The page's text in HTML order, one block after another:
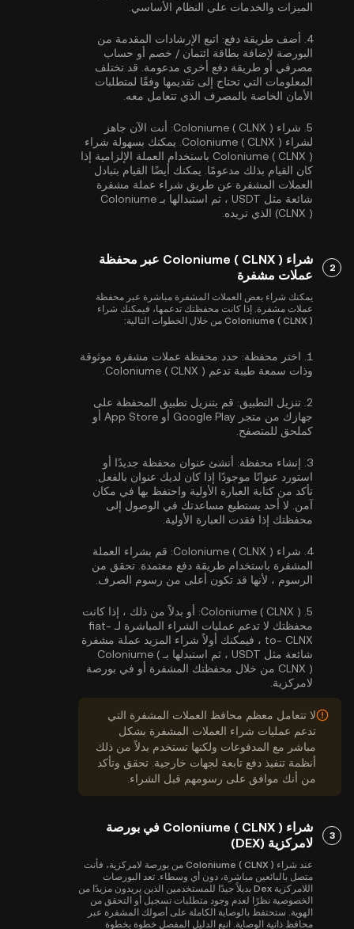
الميزات والخدمات على النظام الأساسي.
4. أضف طريقة دفع: اتبع الإرشادات المقدمة من
البورصة لإضافة بطاقة ائتمان / خصم أو حساب
مصرفي أو طريقة دفع أخرى مدعومة. قد تختلف
المعلومات التي تحتاج إلى تقديمها وفقًا لمتطلبات
الأمان الخاصة بالمصرف الذي تتعامل معه.
5. شراء Coloniume ( CLNX ):
أنت الآن جاهز
لشراء Coloniume ( CLNX ). يمكنك بسهولة شراء
Coloniume ( CLNX ) باستخدام العملة الإلزامية إذا
كان القيام بذلك مدعومًا. يمكنك أيضًا القيام بتبادل
العملات المشفرة عن طريق شراء عملة مشفرة
شائعة مثل USDT
، ثم استبدالها بـ Coloniume
(CLNX ) الذي تريده.
2
شراء Coloniume ( CLNX ) عبر محفظة
عملات مشفرة
يمكنك شراء بعض العملات المشفرة مباشرة عبر محفظة
عملات مشفرة. إذا كانت محفظتك تدعمها، فيمكنك شراء
Coloniume ( CLNX ) من خلال الخطوات التالية:
1. اختر محفظة: حدد محفظة عملات مشفرة موثوقة
وذات سمعة طيبة تدعم Coloniume ( CLNX ).
2. تنزيل التطبيق: قم بتنزيل تطبيق المحفظة على
جهازك من متجر Google Play أو App Store أو
كملحق للمتصفح.
3. إنشاء محفظة: أنشئ عنوان محفظة جديدًا أو
استورد عنوانًا موجودًا إذا كان لديك عنوان بالفعل.
تأكد من كتابة العبارة الأولية واحتفظ بها في مكان
آمن. لا أحد يستطيع مساعدتك في الوصول إلى
محفظتك إذا فقدت العبارة الأولية.
4. شراء Coloniume ( CLNX ):
قم بشراء العملة
المشفرة باستخدام طريقة دفع معتمدة. تحقق من
الرسوم ، لأنها قد تكون أعلى من رسوم الصرف.
5.
Coloniume ( CLNX ): أو بدلاً من ذلك ، إذا كانت
محفظتك لا تدعم عمليات الشراء المباشرة لـ fiat-
to- CLNX ، فيمكنك أولاً شراء المزيد عملة مشفرة
شائعة مثل USDT ، ثم استبدلها بـ Coloniume (
CLNX ) من خلال محفظتك المشفرة أو في بورصة
لامركزية.
لا تتعامل معظم محافظ العملات المشفرة التي
تدعم عمليات شراء العملات المشفرة بشكل
مباشر مع المدفوعات ولكنها تستخدم بدلاً من ذلك
أنظمة تنفيذ دفع تابعة لجهات خارجية. تحقق وتأكد
من أنك موافق على رسومهم قبل الشراء.
3
شراء Coloniume ( CLNX ) في بورصة
لامركزية (DEX)
عند شراء Coloniume ( CLNX ) من بورصة لامركزية، فأنت
متصل بالبائعين مباشرة، دون أي وسطاء. تعد البورصات
اللامركزية Dex بديلاً جيدًا للمستخدمين الذين يريدون مزيدًا من
الخصوصية نظرًا لعدم وجود متطلبات تسجيل أو التحقق من
الهوية. ستحتفظ بالوصاية الكاملة على أصولك المشفرة عبر
محافظ ذاتية الوصاية. اتبع الدليل المفصل خطوة بخطوة